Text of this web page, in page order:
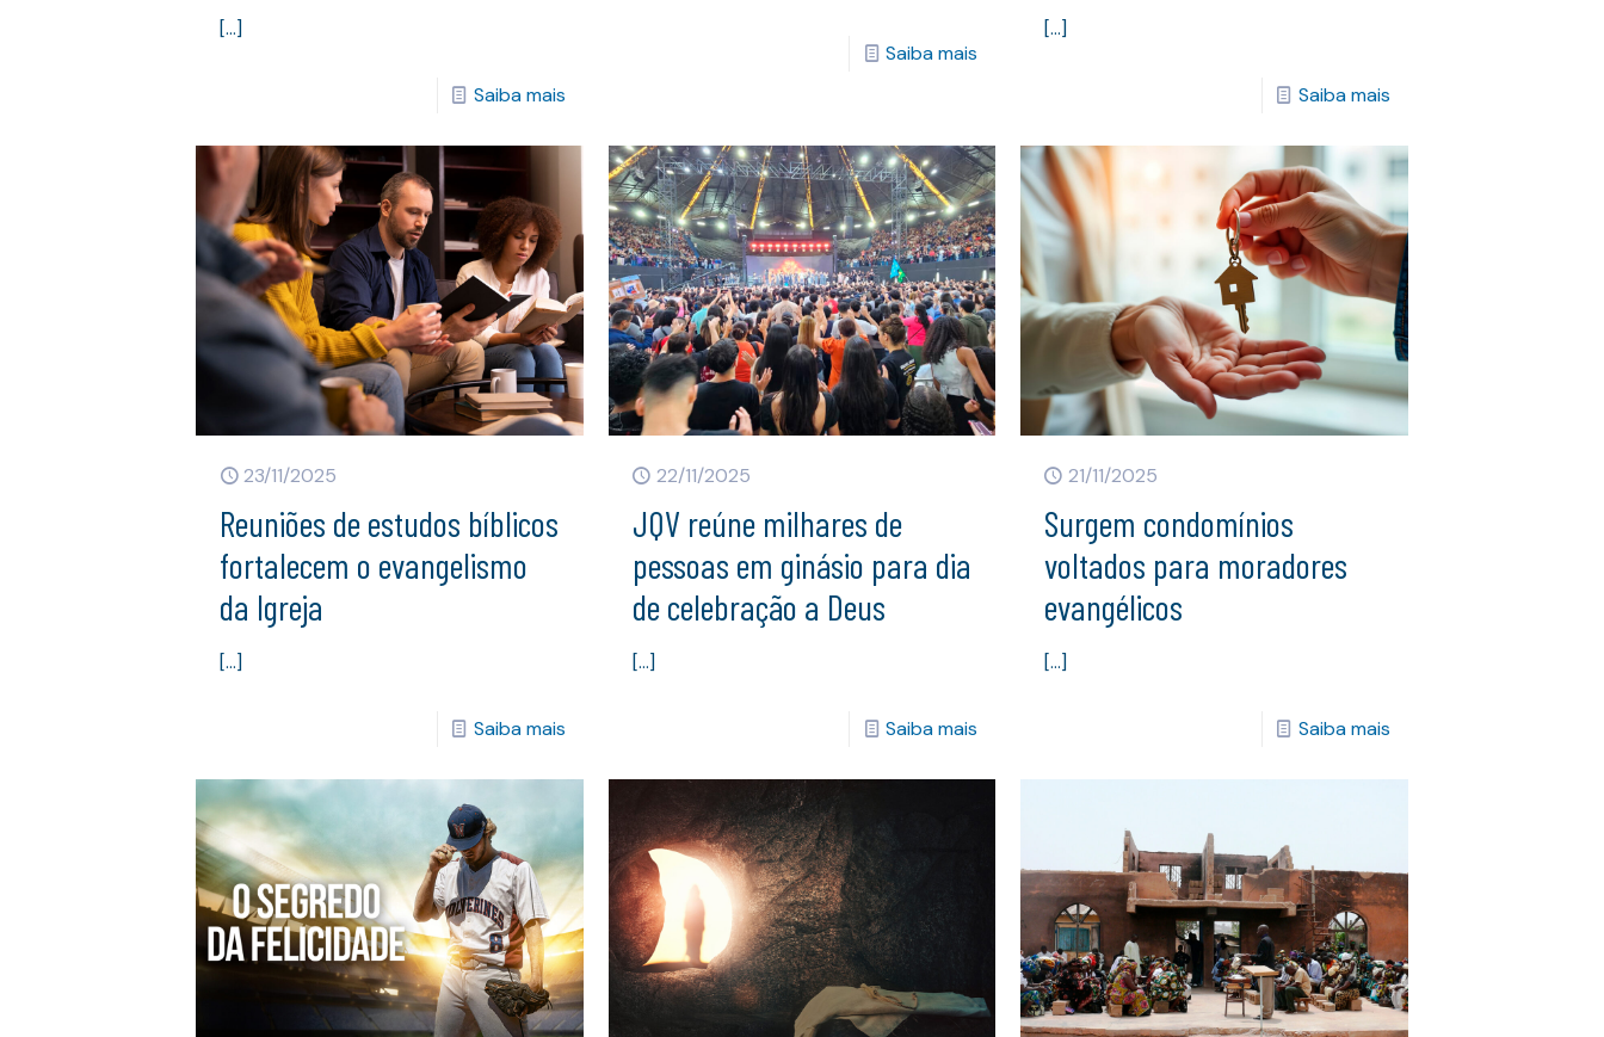
[…]
Saiba mais
Saiba mais
[…]
Saiba mais
23/11/2025
Reuniões de estudos bíblicos
fortalecem o evangelismo
da Igreja
[…]
Saiba mais
22/11/2025
JQV reúne milhares de
pessoas em ginásio para dia
de celebração a Deus
[…]
Saiba mais
21/11/2025
Surgem condomínios
voltados para moradores
evangélicos
[…]
Saiba mais